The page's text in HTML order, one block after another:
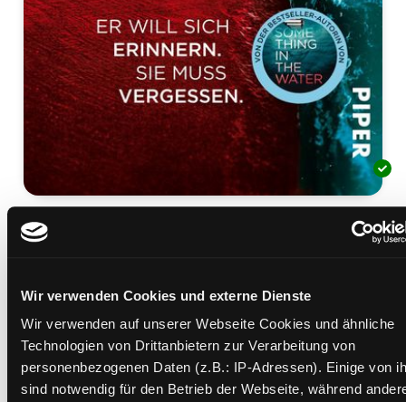
Wir verwenden Cookies und externe Dienste
Wir verwenden auf unserer Webseite Cookies und ähnliche
Technologien von Drittanbietern zur Verarbeitung von
personenbezogenen Daten (z.B.: IP-Adressen). Einige von
sind notwendig für den Betrieb der Webseite, während
Mr Nobody
Verfasser:Suche nach diesem Verfasser
Steadman, Catherine
Beschreibung ein-/ausblenden
Mehr Informationen ein-/ausblenden